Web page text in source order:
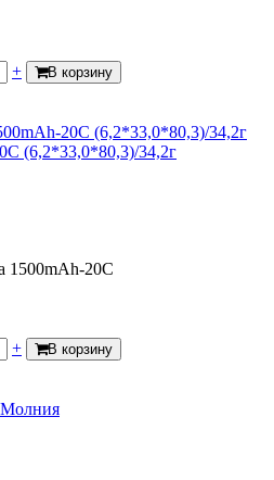
+ В корзину
(6,2*33,0*80,3)/34,2г
1500mAh-20C
+ В корзину